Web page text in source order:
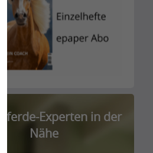
Experten in der
Nähe